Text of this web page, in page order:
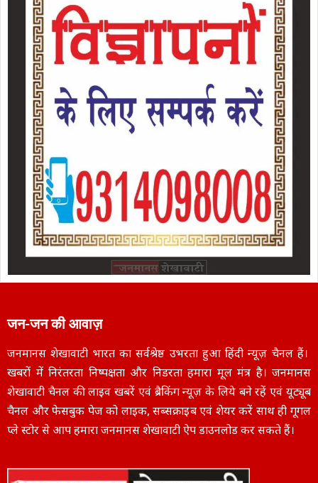
जन-जन की आवाज़
जनमानस शेखावाटी भारत का सर्वश्रेष्ठ उभरता हुआ हिंदी न्यूज़ चैनल हैं।
खबरों में निरंतरता निष्पक्षता और निडरता हमारा मूल मंत्र है। जनमानस
शेखावाटी चैनल की लाइव खबरें एवं ब्रैकिंग न्यूज़ के लिये बने रहें एवं यूट्यूब
चैनल और फेसबुक पेज को लाइक, सब्सक्राइब एवं शेयर करें साथ ही गूगल
प्ले स्टोर से आप हमारा जनमानस शेखावाटी ऐप डाउनलोड कर सकते हैं।